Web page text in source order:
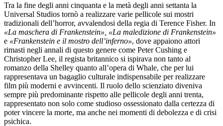
Tra la fine degli anni cinquanta e la metà degli anni settanta la
Universal Studios tornò a realizzare varie pellicole sui mostri
tradizionali dell’horror, avvalendosi della regia di Terence Fisher. In
«La maschera di Frankenstein», «La maledizione di Frankenstein»
e «Frankenstein e il mostro dell’inferno», dove appaiono attori
rimasti negli annali di questo genere come Peter Cushing e
Christopher Lee, il regista britannico si ispirava non tanto al
romanzo della Shelley quanto all’opera di Whale, che per lui
rappresentava un bagaglio culturale indispensabile per realizzare
film più moderni e avvincenti. Il ruolo dello scienziato diveniva
sempre più predominante rispetto alle pellicole degli anni trenta,
rappresentato non solo come studioso ossessionato dalla certezza di
poter vincere la morte, ma anche nei momenti di debolezza e di crisi
psichica.